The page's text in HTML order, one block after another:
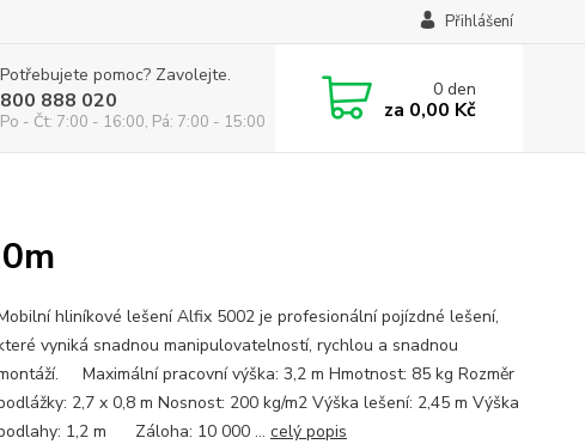
Přihlášení
Potřebujete pomoc? Zavolejte.
800 888 020
Po - Čt: 7:00 - 16:00, Pá: 7:00 - 15:00
0den
za 0,00 Kč
hliníkové lešení Alfix 5002 je profesionální pojízdné lešení,
vyniká snadnou manipulovatelností, rychlou a snadnou
Maximální pracovní výška: 3,2 m Hmotnost: 85 kg Rozměr
2,7 x 0,8 m Nosnost: 200 kg/m2 Výška lešení: 2,45 m Výška
1,2 m Záloha: 10 000 ... celý popis